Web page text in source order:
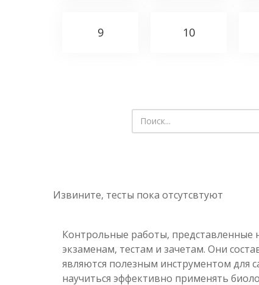
9 10
Извините, тесты пока отсутсвтуют
Контрольные работы, представленные
экзаменам, тестам и зачетам. Они
являются полезным инструментом для
научиться эффективно применять